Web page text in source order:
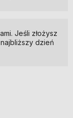
Jeśli złożysz
dzień